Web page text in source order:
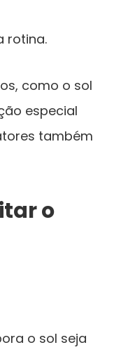
rotina.
como o sol
especial
também
o
o sol seja